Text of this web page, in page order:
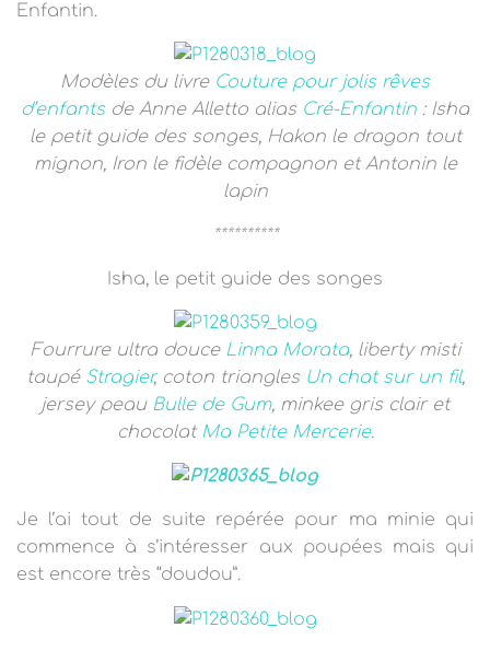
Enfantin.
Modèles du livreCouture pour jolis rêves
d’enfantsde Anne Alletto alias Cré-Enfantin : Isha
le petit guide des songes, Hakon le dragon tout
mignon, Iron le fidèle compagnon et Antonin le
lapin
**********
Isha, le petit guide des songes
Fourrure ultra douce Linna Morata, liberty misti
taupé Stragier, coton triangles Un chat sur un fil,
jersey peau Bulle de Gum, minkee gris clair et
chocolat Ma Petite Mercerie.
Je l’ai tout de suite repérée pour ma minie qui
commence à s’intéresser aux poupées mais qui
est encore très “doudou”.